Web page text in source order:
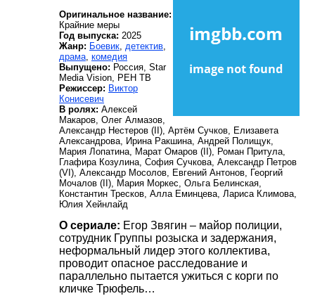
Оригинальное название:
Крайние меры
Год выпуска: 2025
Жанр: Боевик, детектив,
драма, комедия
Выпущено: Россия, Star
Media Vision, РЕН ТВ
Режиссер: Виктор
Конисевич
В ролях: Алексей
Макаров, Олег Алмазов,
Александр Нестеров (II), Артём Сучков, Елизавета
Александрова, Ирина Ракшина, Андрей Полищук,
Мария Лопатина, Марат Омаров (II), Роман Притула,
Глафира Козулина, София Сучкова, Александр Петров
(VI), Александр Мосолов, Евгений Антонов, Георгий
Мочалов (II), Мария Моркес, Ольга Белинская,
Константин Тресков, Алла Еминцева, Лариса Климова,
Юлия Хейнлайд
О сериале: Егор Звягин – майор полиции,
сотрудник Группы розыска и задержания,
неформальный лидер этого коллектива,
проводит опасное расследование и
параллельно пытается ужиться с корги по
кличке Трюфель…